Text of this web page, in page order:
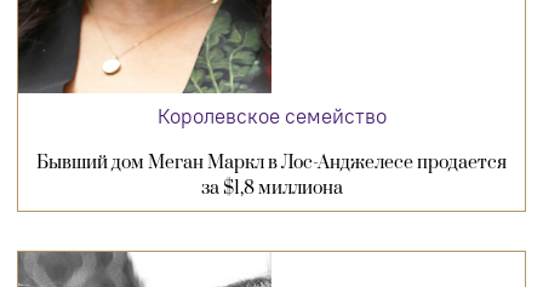
Королевское семейство
Бывший дом Меган Маркл в Лос-Анджелесе продается
за $1,8 миллиона